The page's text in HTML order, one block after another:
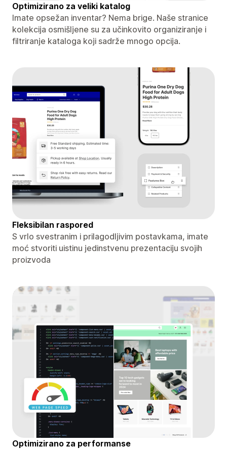
Optimizirano za veliki katalog
Imate opsežan inventar? Nema brige. Naše stranice
kolekcija osmišljene su za učinkovito organiziranje i
filtriranje kataloga koji sadrže mnogo opcija.
Fleksibilan raspored
S vrlo svestranim i prilagodljivim postavkama, imate
moć stvoriti uistinu jedinstvenu prezentaciju svojih
proizvoda
Optimizirano za performanse